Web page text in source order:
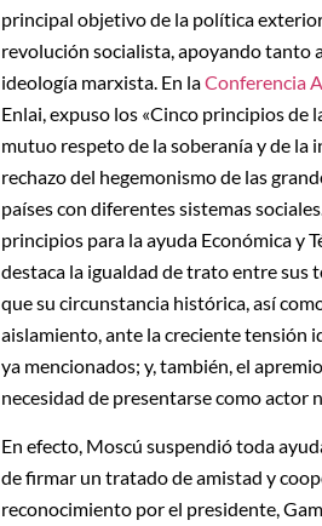
principal objetivo de la política
revolución socialista, apoyando tanto
ideología marxista. En laConferencia
Enlai, expuso los «Cinco principios de
mutuo respeto de la soberanía y de
rechazo del hegemonismo de las
países con diferentes sistemas
principios para la ayuda Económica y
destaca la igualdad de trato entre sus
que su circunstancia histórica, así
aislamiento, ante la creciente tensión
ya mencionados; y, también, el
necesidad de presentarse como actor
En efecto, Moscú suspendió toda
de firmar un tratado de amistad y
reconocimiento por el presidente,